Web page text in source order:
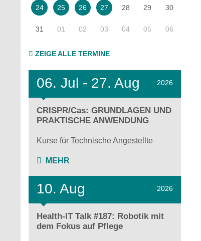
24 25 26 27 28 29 30
31 01 02 03 04 05 06
ZEIGE ALLE TERMINE
06. Jul - 27. Aug 2026
CRISPR/Cas: GRUNDLAGEN UND
PRAKTISCHE ANWENDUNG
Kurse für Technische Angestellte
MEHR
10. Aug 2026
Health-IT Talk #187: Robotik mit
dem Fokus auf Pflege